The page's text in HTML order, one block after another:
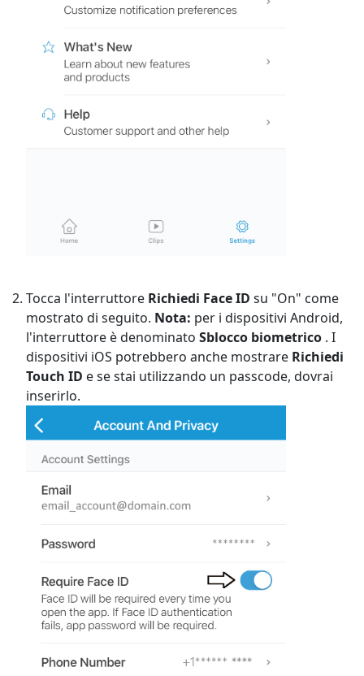
Tocca l'interruttore Richiedi Face ID su "On" come
mostrato di seguito. Nota: per i dispositivi Android,
l'interruttore è denominato Sblocco biometrico . I
dispositivi iOS potrebbero anche mostrare Richiedi
Touch ID e se stai utilizzando un passcode, dovrai
inserirlo.